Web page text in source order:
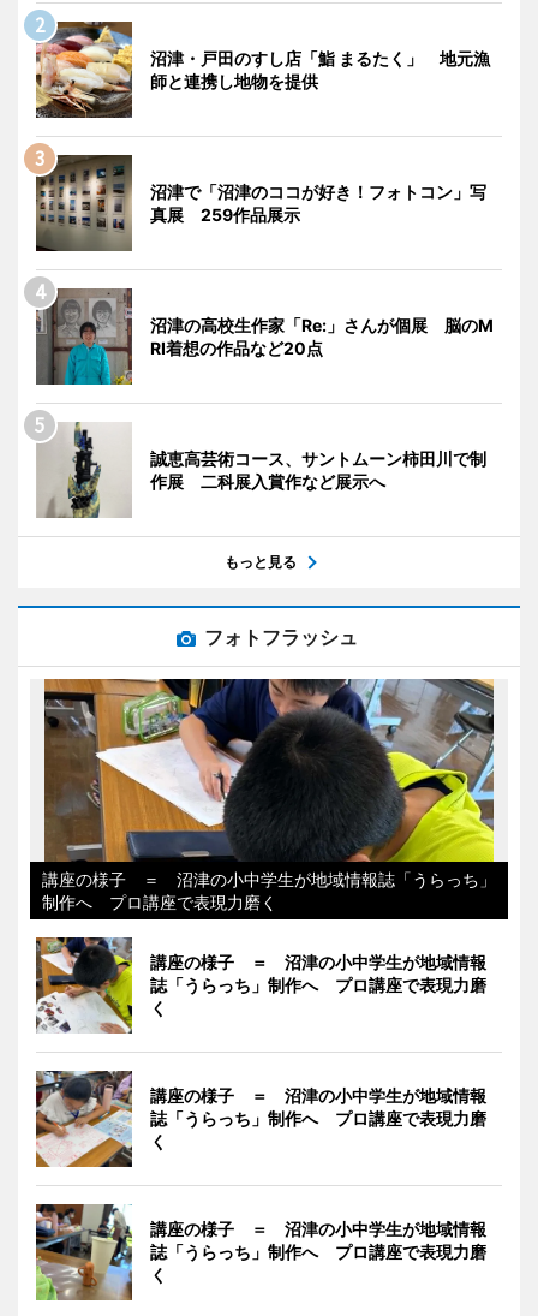
沼津・戸田のすし店「鮨 まるたく」 地元漁
師と連携し地物を提供
沼津で「沼津のココが好き！フォトコン」写
真展 259作品展示
沼津の高校生作家「Re:」さんが個展 脳のM
RI着想の作品など20点
誠恵高芸術コース、サントムーン柿田川で制
作展 二科展入賞作など展示へ
もっと見る
フォトフラッシュ
講座の様子 ＝ 沼津の小中学生が地域情報誌「うらっち」
制作へ プロ講座で表現力磨く
講座の様子 ＝ 沼津の小中学生が地域情報
誌「うらっち」制作へ プロ講座で表現力磨
く
講座の様子 ＝ 沼津の小中学生が地域情報
誌「うらっち」制作へ プロ講座で表現力磨
く
講座の様子 ＝ 沼津の小中学生が地域情報
誌「うらっち」制作へ プロ講座で表現力磨
く